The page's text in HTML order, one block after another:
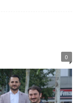
0